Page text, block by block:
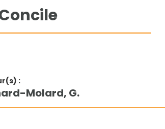
:
Molard, G.